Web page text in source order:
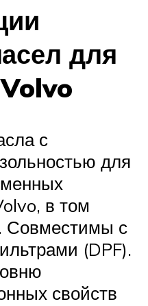
для
с
для
в том
Совместимы с
(DPF).
свойств